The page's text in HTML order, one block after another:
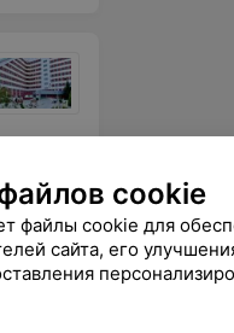
cookie
файлы cookie для
сайта, его